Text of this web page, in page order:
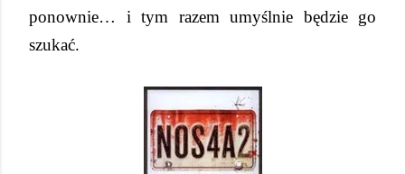
ponownie… i tym razem umyślnie będzie go
szukać.